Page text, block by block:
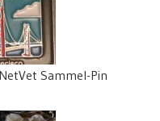
Sammel-Pin